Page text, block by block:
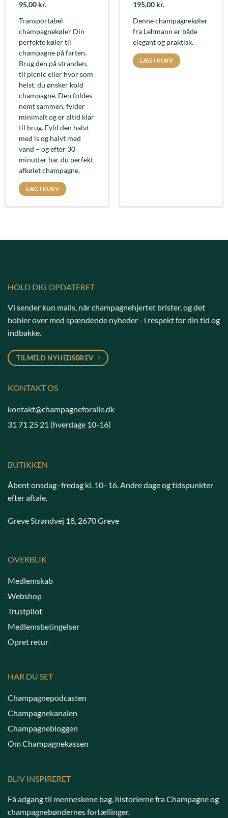
95,00 kr.
Transportabel
champagnekøler Din
perfekte køler til
champagne på farten.
Brug den på stranden,
til picnic eller hvor som
helst, du ønsker kold
champagne. Den foldes
nemt sammen, fylder
minimalt og er altid klar
til brug. Fyld den halvt
med is og halvt med
vand – og efter 30
minutter har du perfekt
afkølet champagne.
LÆG I KURV
195,00 kr.
Denne champagnekøler
fra Lehmann er både
elegant og praktisk.
LÆG I KURV
HOLD DIG OPDATERET
Vi sender kun mails, når champagnehjertet brister, og det
bobler over med spændende nyheder - i respekt for din tid og
indbakke.
TILMELD NYHEDSBREV
KONTAKT OS
kontakt@champagneforalle.dk
31 71 25 21 (hverdage 10-16)
BUTIKKEN
Åbent onsdag–fredag kl. 10–16. Andre dage og tidspunkter
efter aftale.
Greve Strandvej 18, 2670 Greve
OVERBLIK
Medlemskab
Webshop
Trustpilot
Medlemsbetingelser
Opret retur
HAR DU SET
Champagnepodcasten
Champagnekanalen
Champagnebloggen
Om Champagnekassen
BLIV INSPIRERET
Få adgang til menneskene bag, historierne fra Champagne og
champagnebøndernes fortællinger.